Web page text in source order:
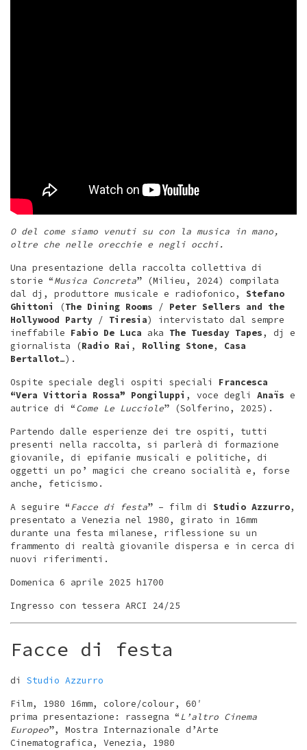
O del come siamo venuti su con la musica in mano,
oltre che nelle orecchie e negli occhi.
Una presentazione della raccolta collettiva di
storie “Musica Concreta” (Milieu, 2024) compilata
dal dj, produttore musicale e radiofonico, Stefano
Ghittoni
(The Dining Rooms / Peter Sellers and the
Hollywood Party / Tiresia) intervistato dal sempre
ineffabile Fabio De Luca aka The Tuesday Tapes, dj e
giornalista (Radio Rai , Rolling Stone, Casa
Bertallot…).
Ospite speciale degli ospiti speciali Francesca
“Vera Vittoria Rossa” Pongiluppi , voce degli Anaïs e
autrice di “Come Le Lucciole” (Solferino, 2025).
Partendo dalle esperienze dei tre ospiti, tutti
presenti nella raccolta, si parlerà di formazione
giovanile, di epifanie musicali e politiche, di
oggetti un po’ magici che creano socialità e, forse
anche, feticismo.
A seguire “Facce di festa” – film di Studio Azzurro,
presentato a Venezia nel 1980, girato in 16mm
durante una festa milanese, riflessione su un
frammento di realtà giovanile dispersa e in cerca di
nuovi riferimenti.
Domenica 6 aprile 2025 h1700
Ingresso con tessera ARCI 24/25
Facce di festa
di Studio Azzurro
Film, 1980 16mm, colore/colour, 60′
prima presentazione: rassegna “L’altro Cinema
Europeo”, Mostra Internazionale d’Arte
Cinematografica, Venezia, 1980